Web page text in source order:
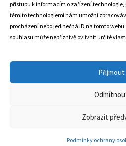
přístupu k informacím o zařízení technologie,
těmito technologiemi nám umožní
procházení nebo jedinečná ID na tomto
souhlasu může nepříznivě ovlivnit určité
Přijmout
Zobrazit
Podmínky ochrany
Trstená 02801